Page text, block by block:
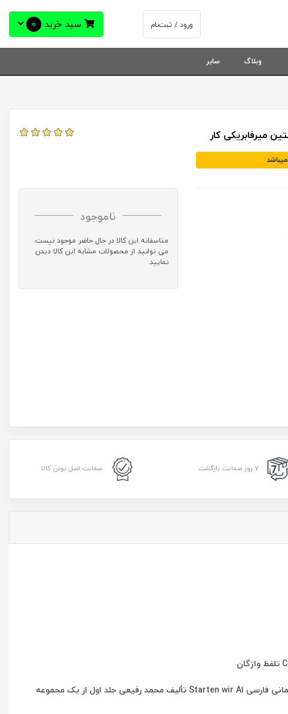
ورود / ثبت‌نام سبد خرید 0
وبلاگ سایر
ناموجود
متاسفانه این کالا در حال حاضر موجود نیست.
می توانید از محصولات مشابه این کالا دیدن
نمایید
۷ روز ضمانت بازگشت ضمانت اصل بودن کالا
مجموعه کتاب starten wir از کتاب‌های پرطرفدار آموزش زبان آلمانی است و در سه سطح A1، A2 و B1 طراحی شده‌‌است. کتاب واژه‌نامه آلمانی فارسی Starten wir A1 تألیف محمد رفیعی جلد اول از یک مجموعه